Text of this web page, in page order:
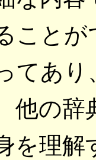
こと
てあ
他の
を理